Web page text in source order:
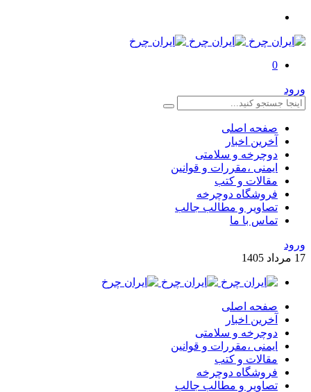
0
ورود
صفحه اصلی
آخرین اخبار
دوچرخه و سلامتی
ایمنی ،مقررات و قوانین
مقالات و کتب
فروشگاه دوچرخه
تصاویر و مطالب جالب
تماس با ما
ورود
17 مرداد 1405
صفحه اصلی
آخرین اخبار
دوچرخه و سلامتی
ایمنی ،مقررات و قوانین
مقالات و کتب
فروشگاه دوچرخه
تصاویر و مطالب جالب